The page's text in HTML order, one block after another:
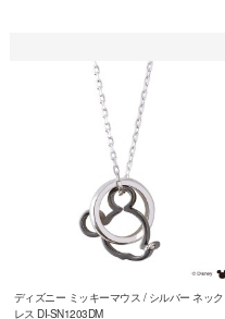
ディズニー ミッキーマウス / シルバー ネック
レス DI-SN1203DM